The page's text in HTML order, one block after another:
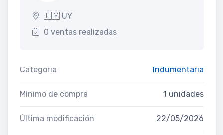
🇺🇾 UY
0 ventas realizadas
Categoría Indumentaria
Mínimo de compra 1 unidades
Última modificación 22/05/2026